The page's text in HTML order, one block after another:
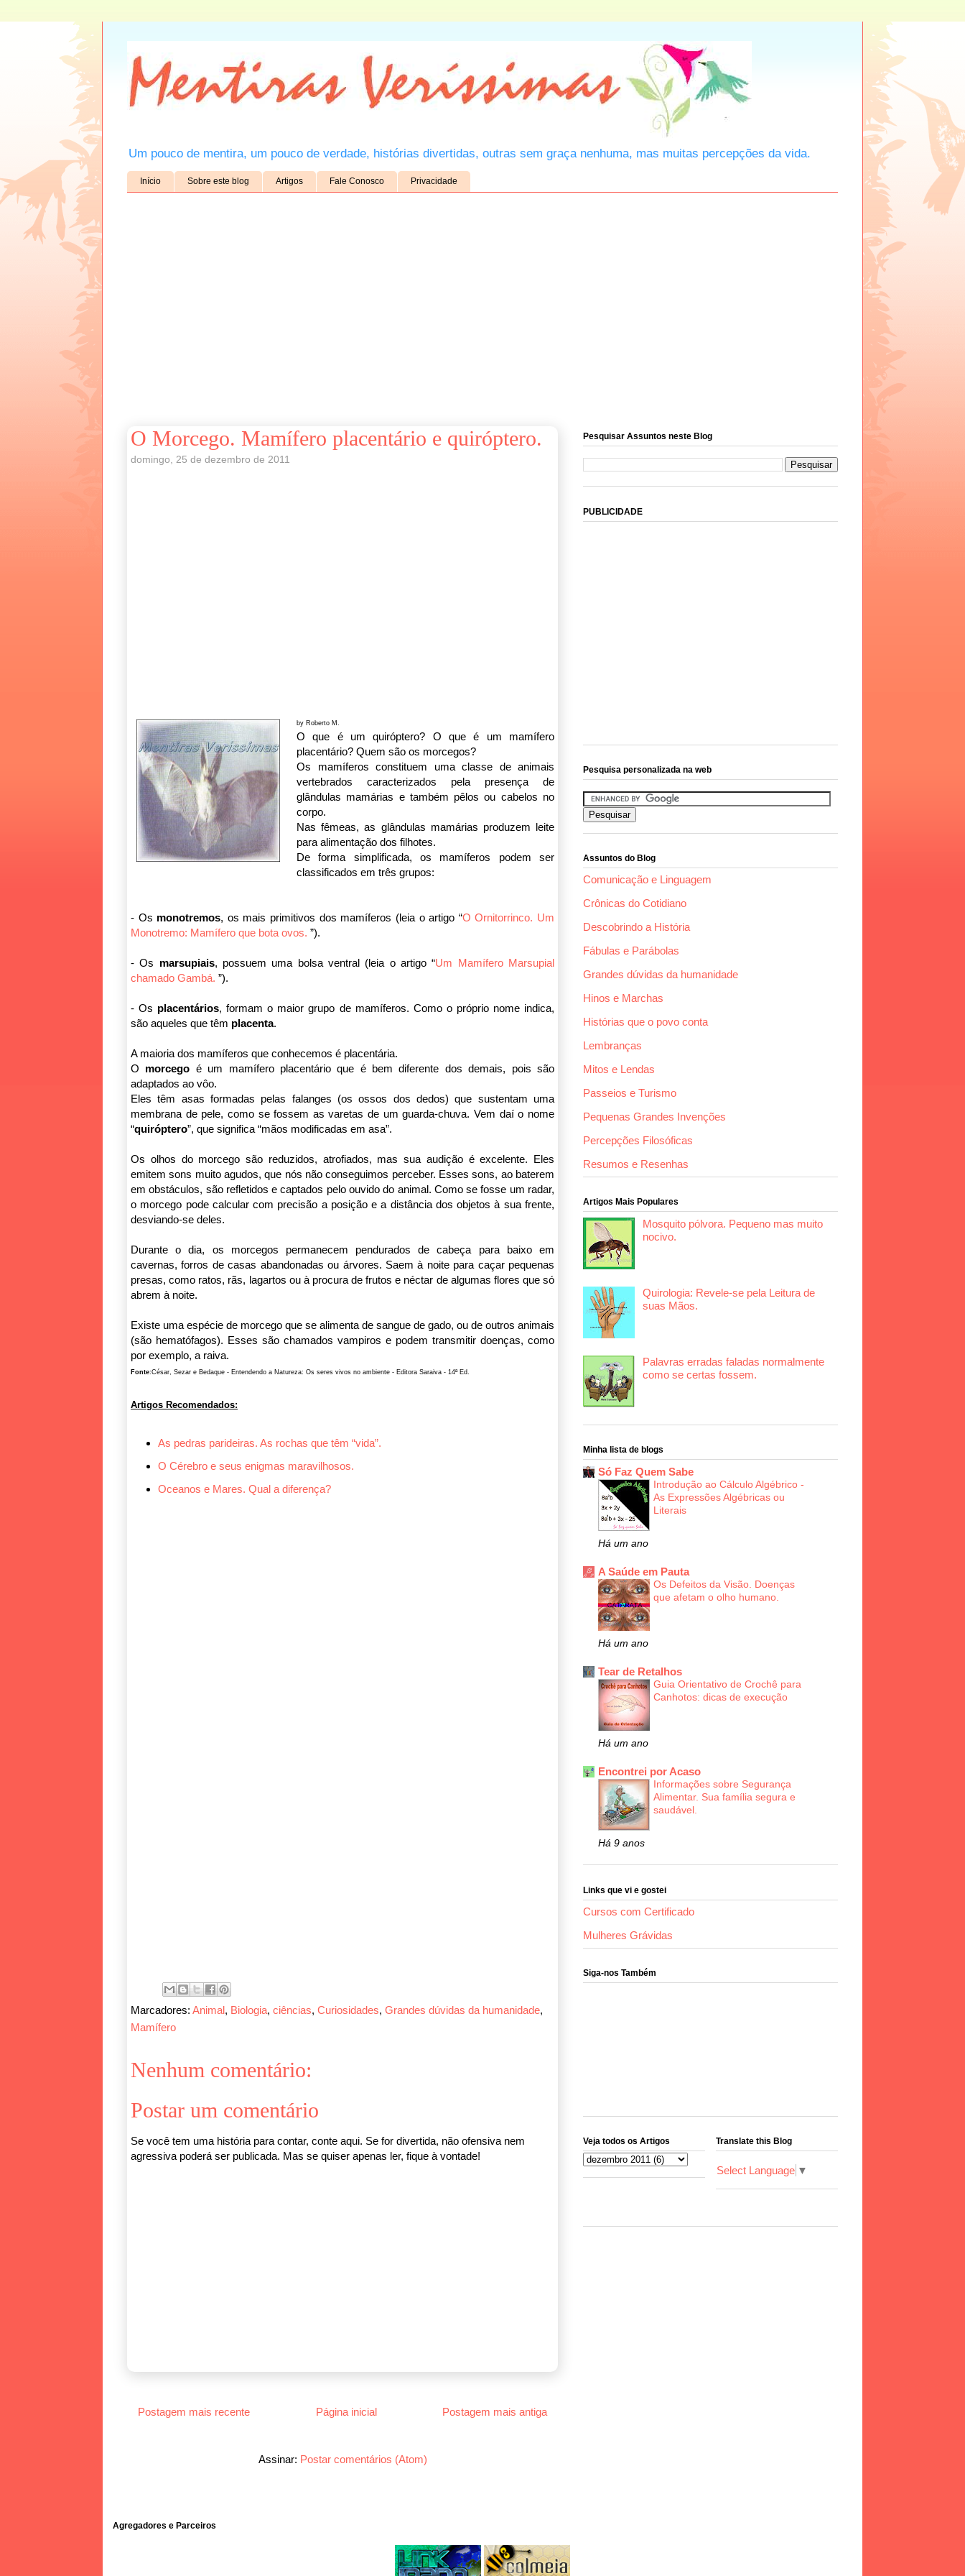
Um pouco de mentira, um pouco de verdade, histórias divertidas, outras sem graça nenhuma, mas muitas percepções da vida.
Início Sobre este blog Artigos Fale Conosco Privacidade
O Morcego. Mamífero placentário e quiróptero.
domingo, 25 de dezembro de 2011
by Roberto M.
O que é um quiróptero? O que é um mamífero
placentário? Quem são os morcegos?
Os mamíferos constituem uma classe de animais
vertebrados caracterizados pela presença de
glândulas mamárias e também pêlos ou cabelos no
corpo.
Nas fêmeas, as glândulas mamárias produzem leite
para alimentação dos filhotes.
De forma simplificada, os mamíferos podem ser
classificados em três grupos:
- Os monotremos, os mais primitivos dos mamíferos (leia o artigo “O Ornitorrinco. Um
Monotremo: Mamífero que bota ovos. ”).
- Os marsupiais, possuem uma bolsa ventral (leia o artigo “Um Mamífero Marsupial
chamado Gambá. ”).
- Os placentários, formam o maior grupo de mamíferos. Como o próprio nome indica,
são aqueles que têm placenta.
A maioria dos mamíferos que conhecemos é placentária.
O morcego é um mamífero placentário que é bem diferente dos demais, pois são
adaptados ao vôo.
Eles têm asas formadas pelas falanges (os ossos dos dedos) que sustentam uma
membrana de pele, como se fossem as varetas de um guarda-chuva. Vem daí o nome
“quiróptero”, que significa “mãos modificadas em asa”.
Os olhos do morcego são reduzidos, atrofiados, mas sua audição é excelente. Eles
emitem sons muito agudos, que nós não conseguimos perceber. Esses sons, ao baterem
em obstáculos, são refletidos e captados pelo ouvido do animal. Como se fosse um radar,
o morcego pode calcular com precisão a posição e a distância dos objetos à sua frente,
desviando-se deles.
Durante o dia, os morcegos permanecem pendurados de cabeça para baixo em
cavernas, forros de casas abandonadas ou árvores. Saem à noite para caçar pequenas
presas, como ratos, rãs, lagartos ou à procura de frutos e néctar de algumas flores que só
abrem à noite.
Existe uma espécie de morcego que se alimenta de sangue de gado, ou de outros animais
(são hematófagos). Esses são chamados vampiros e podem transmitir doenças, como
por exemplo, a raiva.
Fonte:César, Sezar e Bedaque - Entendendo a Natureza: Os seres vivos no ambiente - Editora Saraiva - 14ª Ed.
Artigos Recomendados:
As pedras parideiras. As rochas que têm “vida”.
O Cérebro e seus enigmas maravilhosos.
Oceanos e Mares. Qual a diferença?
Marcadores: Animal, Biologia, ciências, Curiosidades, Grandes dúvidas da humanidade,
Mamífero
Nenhum comentário:
Postar um comentário
Se você tem uma história para contar, conte aqui. Se for divertida, não ofensiva nem
agressiva poderá ser publicada. Mas se quiser apenas ler, fique à vontade!
Postagem mais recente Postagem mais antiga
Página inicial
Assinar: Postar comentários (Atom)
Pesquisar Assuntos neste Blog
PUBLICIDADE
Pesquisa personalizada na web
Assuntos do Blog
Comunicação e Linguagem
Crônicas do Cotidiano
Descobrindo a História
Fábulas e Parábolas
Grandes dúvidas da humanidade
Hinos e Marchas
Histórias que o povo conta
Lembranças
Mitos e Lendas
Passeios e Turismo
Pequenas Grandes Invenções
Percepções Filosóficas
Resumos e Resenhas
Artigos Mais Populares
Mosquito pólvora. Pequeno mas muito
nocivo.
Quirologia: Revele-se pela Leitura de
suas Mãos.
Palavras erradas faladas normalmente
como se certas fossem.
Minha lista de blogs
Só Faz Quem Sabe
Introdução ao Cálculo Algébrico -
As Expressões Algébricas ou
Literais
Há um ano
A Saúde em Pauta
Os Defeitos da Visão. Doenças
que afetam o olho humano.
Há um ano
Tear de Retalhos
Guia Orientativo de Crochê para
Canhotos: dicas de execução
Há um ano
Encontrei por Acaso
Informações sobre Segurança
Alimentar. Sua família segura e
saudável.
Há 9 anos
Links que vi e gostei
Cursos com Certificado
Mulheres Grávidas
Siga-nos Também
Veja todos os Artigos Translate this Blog
Select Language ▼
Agregadores e Parceiros